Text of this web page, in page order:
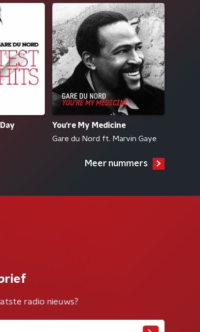
You're My Medicine
Gare du Nord ft. Marvin Gaye
Meer nummers
radio nieuws?